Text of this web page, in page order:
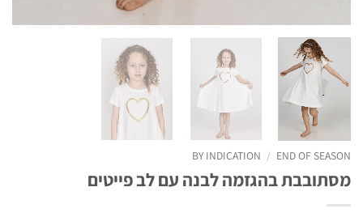
BY INDICATION / END OF SEASON
מסתובבת בהגזמה לבנה עם לב פייטים